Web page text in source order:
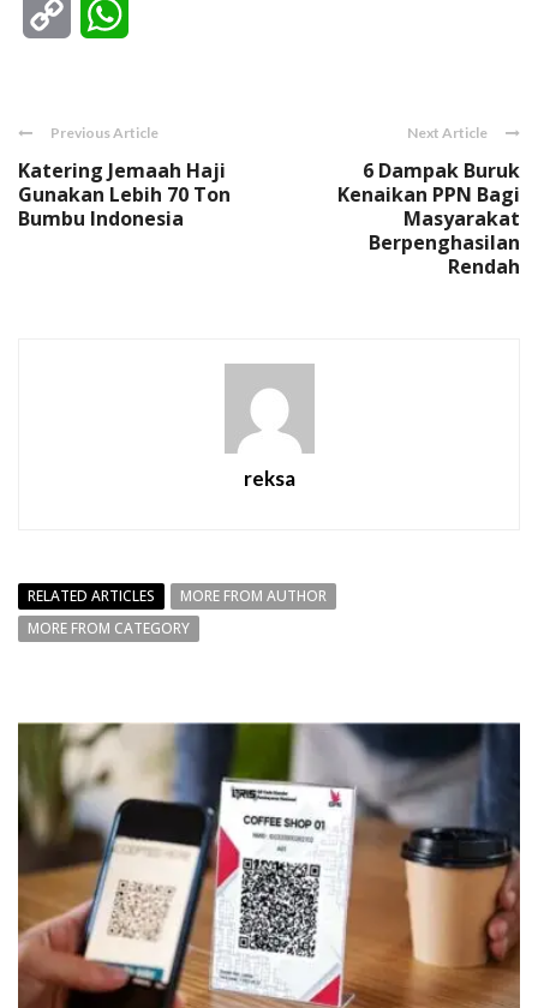
Copy
Previous Article
Katering Jemaah Haji
Gunakan Lebih 70 Ton
Bumbu Indonesia
Next Article
6 Dampak Buruk
Kenaikan PPN Bagi
Masyarakat
Berpenghasilan
Rendah
reksa
RELATED ARTICLES
MORE FROM AUTHOR
MORE FROM CATEGORY